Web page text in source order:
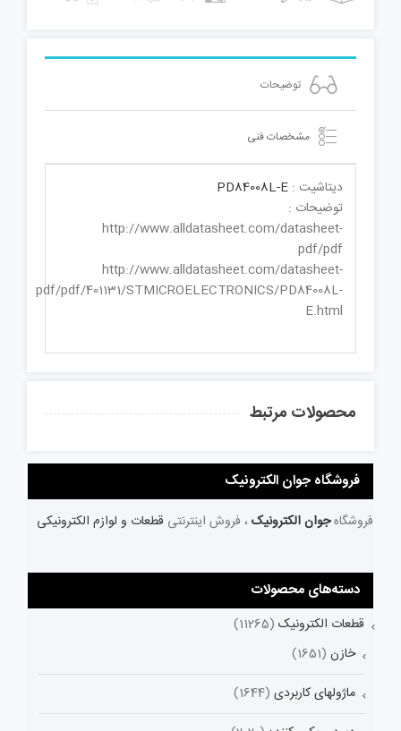
توضیحات
مشخصات فنی
دیتاشیت : PD84008L-E
توضیحات :
http://www.alldatasheet.com/datasheet-
pdf/pdf
http://www.alldatasheet.com/datasheet-
pdf/pdf/401131/STMICROELECTRONICS/PD84008L-
E.html
محصولات مرتبط
فروشگاه جوان الکترونیک
فروشگاهجوان الکترونیک ، فروش اینترنتی قطعات و لوازم الکترونیکی
دسته‌های محصولات
قطعات الکترونیک (11265)
خازن (1651)
ماژولهای کاربردی (1644)